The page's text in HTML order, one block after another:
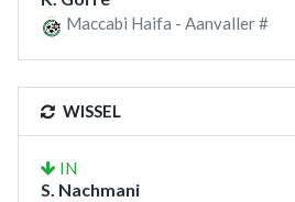
Maccabi Haifa - Aanvaller #
WISSEL
IN
S. Nachmani